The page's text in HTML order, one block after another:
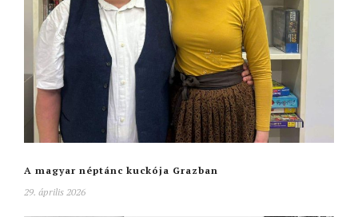
A magyar néptánc kuckója Grazban
29. április 2026